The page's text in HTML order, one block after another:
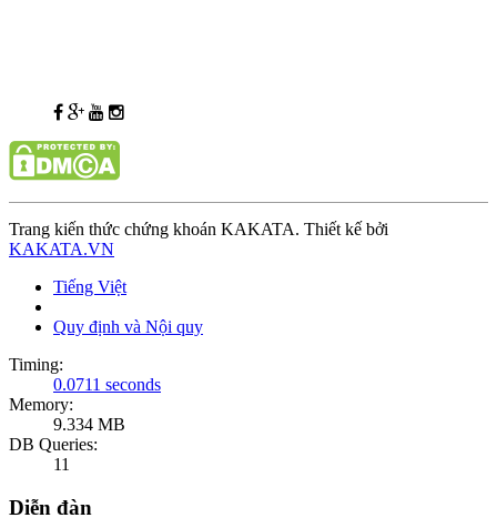
Trang kiến thức chứng khoán KAKATA. Thiết kế bởi
KAKATA.VN
Tiếng Việt
Quy định và Nội quy
Timing:
0.0711 seconds
Memory:
9.334 MB
DB Queries:
11
Diễn đàn